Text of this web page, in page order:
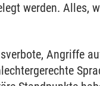
werden. Alles,
Angriffe